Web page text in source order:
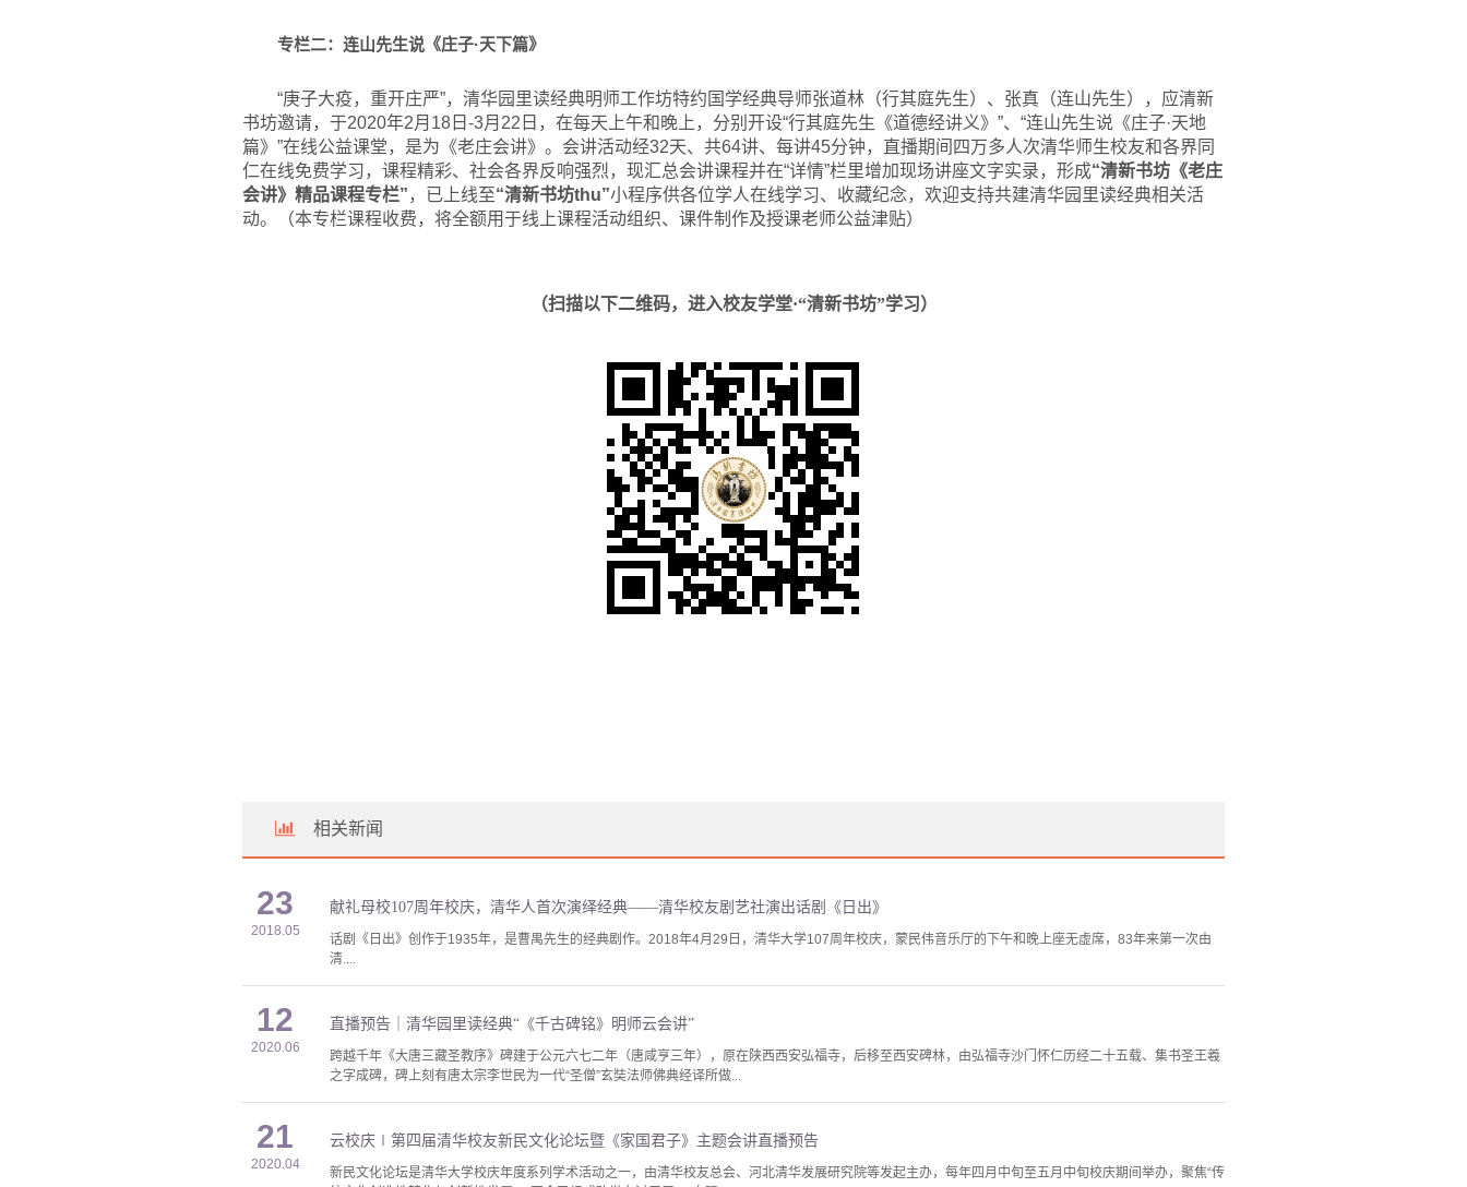
专栏二：连山先生说《庄子·天下篇》
“庚子大疫，重开庄严”，清华园里读经典明师工作坊特约国学经典导师张道林（行其庭先生）、张真（连山先生），应清新
书坊邀请，于2020年2月18日-3月22日，在每天上午和晚上，分别开设“行其庭先生《道德经讲义》”、“连山先生说《庄子·天地
篇》”在线公益课堂，是为《老庄会讲》。会讲活动经32天、共64讲、每讲45分钟，直播期间四万多人次清华师生校友和各界同
仁在线免费学习，课程精彩、社会各界反响强烈，现汇总会讲课程并在“详情”栏里增加现场讲座文字实录，形成“清新书坊《老庄
会讲》精品课程专栏”，已上线至“清新书坊thu”小程序供各位学人在线学习、收藏纪念，欢迎支持共建清华园里读经典相关活
动。（本专栏课程收费，将全额用于线上课程活动组织、课件制作及授课老师公益津贴）
（扫描以下二维码，进入校友学堂·“清新书坊”学习）
相关新闻
23
2018.05
献礼母校107周年校庆，清华人首次演绎经典——清华校友剧艺社演出话剧《日出》
话剧《日出》创作于1935年，是曹禺先生的经典剧作。2018年4月29日，清华大学107周年校庆，蒙民伟音乐厅的下午和晚上座无虚席，83年来第一次由
清....
12
2020.06
直播预告｜清华园里读经典“《千古碑铭》明师云会讲”
跨越千年《大唐三藏圣教序》碑建于公元六七二年（唐咸亨三年），原在陕西西安弘福寺，后移至西安碑林，由弘福寺沙门怀仁历经二十五载、集书圣王羲
之字成碑，碑上刻有唐太宗李世民为一代“圣僧”玄奘法师佛典经译所做...
21
2020.04
云校庆∣第四届清华校友新民文化论坛暨《家国君子》主题会讲直播预告
新民文化论坛是清华大学校庆年度系列学术活动之一，由清华校友总会、河北清华发展研究院等发起主办，每年四月中旬至五月中旬校庆期间举办，聚焦“传